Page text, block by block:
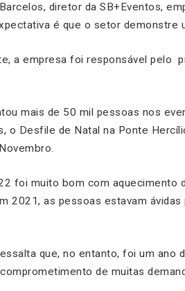
diretor da SB+Eventos,
é que o setor demonstre
a empresa foi responsável pelo
mais de 50 mil pessoas nos
o Desfile de Natal na Ponte
foi muito bom com aquecimento
2021, as pessoas estavam
que, no entanto, foi um ano
de muitas